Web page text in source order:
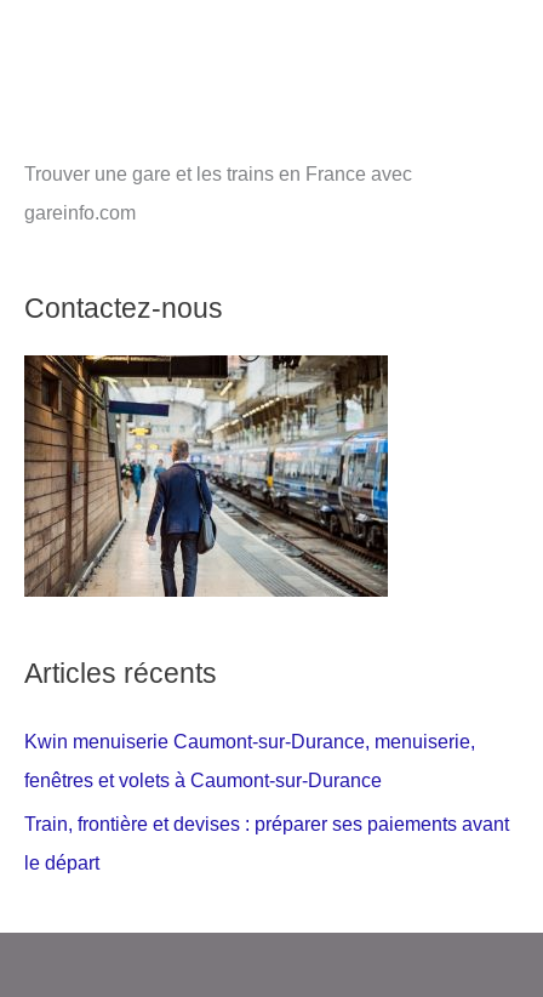
Trouver une gare et les trains en France avec
gareinfo.com
Contactez-nous
Articles récents
Kwin menuiserie Caumont-sur-Durance, menuiserie,
fenêtres et volets à Caumont-sur-Durance
Train, frontière et devises : préparer ses paiements avant
le départ